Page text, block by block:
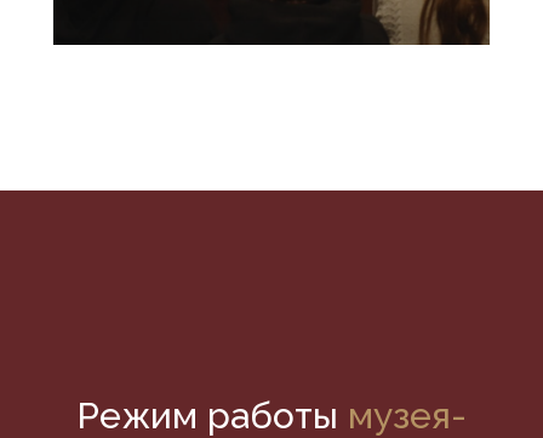
Режим работы музея-